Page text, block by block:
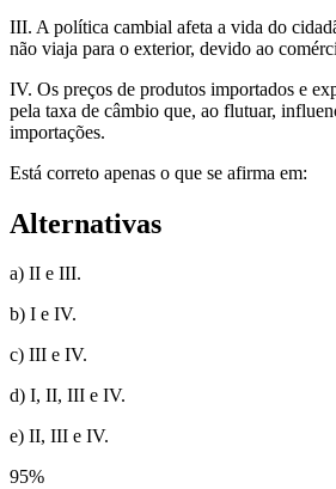
III. A política cambial afeta a vida do
não viaja para o exterior, devido ao
IV. Os preços de produtos importados e
pela taxa de câmbio que, ao flutuar,
importações.
Está correto apenas o que se afirma em:
Alternativas
a) II e III.
b) I e IV.
c) III e IV.
d) I, II, III e IV.
e) II, III e IV.
95%